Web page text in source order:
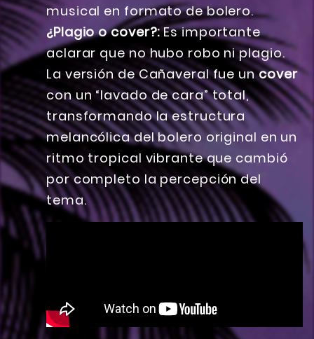
musical en formato de bolero.
¿Plagio o cover?:Es importante
aclarar que no hubo robo ni plagio.
La versión de Cañaveral fue uncover
con un “lavado de cara” total,
transformando la estructura
melancólica del bolero original en un
ritmo tropical vibrante que cambió
por completo la percepción del
tema.